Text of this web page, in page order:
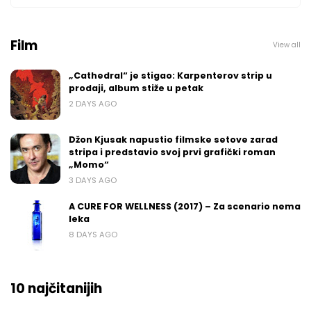
Film View all
„Cathedral“ je stigao: Karpenterov strip u
prodaji, album stiže u petak
2 DAYS AGO
Džon Kjusak napustio filmske setove zarad
stripa i predstavio svoj prvi grafički roman
„Momo“
3 DAYS AGO
A CURE FOR WELLNESS (2017) – Za scenario nema
leka
8 DAYS AGO
10 najčitanijih